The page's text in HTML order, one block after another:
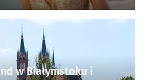
w Białymstoku i